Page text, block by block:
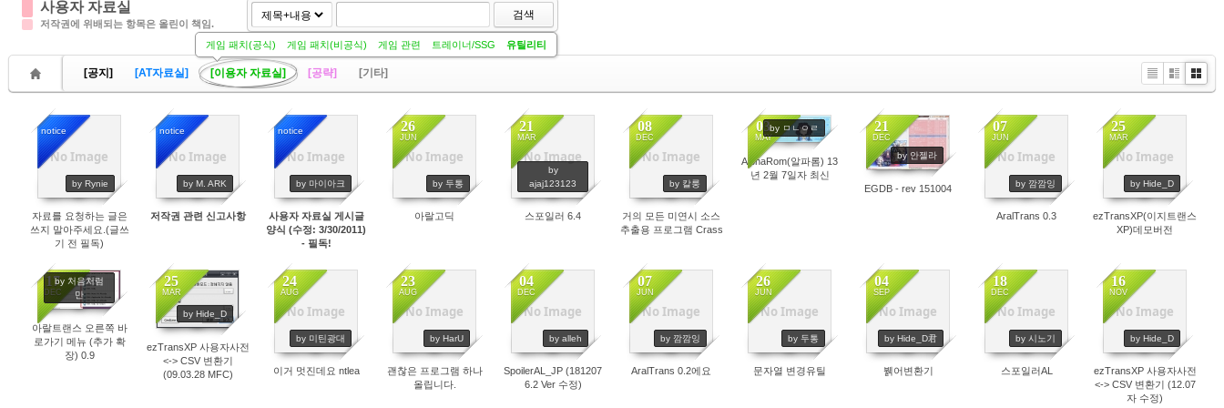
사용자 자료실
저작권에 위배되는 항목은 올린이 책임.
검색
[공지] [AT자료실] [이용자 자료실]
게임 패치(공식) 게임 패치(비공식) 게임 관련 트레이너/SSG 유틸리티
[공략]
[기타]
Li
Zi
G
No Image
notice
by Rynie
20822
자료를 요청하는 글은
쓰지 말아주세요.(글쓰
기 전 필독)
No Image
notice
by M. ARK
19914
저작권 관련 신고사항
No Image
notice
by 마이아크
21555
사용자 자료실 게시글
양식 (수정: 3/30/2011)
- 필독!
No Image
26
JUN
by 두통
38768
아랄고딕
No Image
21
MAR
by
ajaj123123
16734
스포일러 6.4
No Image
08
DEC
by 칼룽
11478
거의 모든 미연시 소스
추출용 프로그램 Crass
03
MAY
by ㅁㄴㅇㄹ
10667
AlphaRom(알파롬) 13
년 2월 7일자 최신
21
DEC
by 안젤라
10646
EGDB - rev 151004
No Image
07
JUN
by 깜깜잉
8268
AralTrans 0.3
No Image
25
MAR
by Hide_D
6886
ezTransXP(이지트랜스
XP)데모버전
17
DEC
by 처음처럼
만
5681
아랄트랜스 오른쪽 바
로가기 메뉴 (추가 확
장) 0.9
25
MAR
by Hide_D
5118
ezTransXP 사용자사전
<-> CSV 변환기
(09.03.28 MFC)
No Image
24
AUG
by 미틴광대
4934
이거 멋진데요 ntlea
No Image
23
AUG
by HarU
4654
괜찮은 프로그램 하나
올립니다.
No Image
04
DEC
by alleh
4295
SpoilerAL_JP (181207
6.2 Ver 수정)
No Image
07
JUN
by 깜깜잉
4236
AralTrans 0.2에요
No Image
26
JUN
by 두통
4212
문자열 변경유틸
No Image
04
SEP
by Hide_D君
4144
뷁어변환기
No Image
18
DEC
by 시노기
4009
스포일러AL
No Image
16
NOV
by Hide_D
3840
ezTransXP 사용자사전
<-> CSV 변환기 (12.07
자 수정)